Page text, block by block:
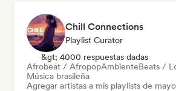
Chill Connections
Playlist Curator
&gt; 4000 respuestas dadas
Afrobeat / AfropopAmbienteBeats /
Música brasileña
Agregar artistas a mis playlists de